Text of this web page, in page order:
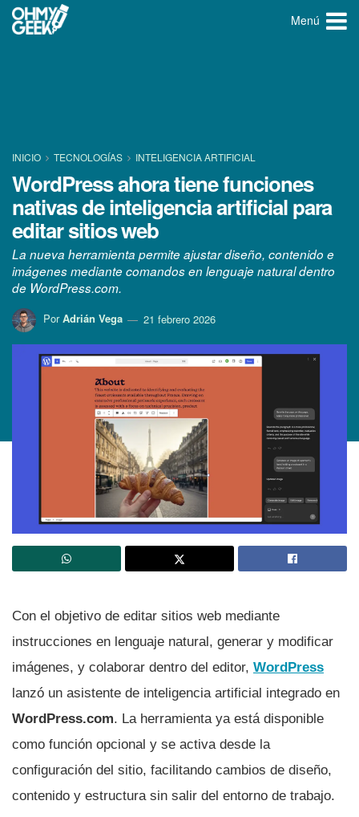
Menú
INICIO TECNOLOGÍ­AS INTELIGENCIA ARTIFICIAL
WordPress ahora tiene funciones
nativas de inteligencia artificial para
editar sitios web
La nueva herramienta permite ajustar diseño, contenido e
imágenes mediante comandos en lenguaje natural dentro
de WordPress.com.
Por Adrián Vega 21 febrero 2026
Con el objetivo de editar sitios web mediante
instrucciones en lenguaje natural, generar y modificar
imágenes, y colaborar dentro del editor, WordPress
lanzó un asistente de inteligencia artificial integrado en
WordPress.com. La herramienta ya está disponible
como función opcional y se activa desde la
configuración del sitio, facilitando cambios de diseño,
contenido y estructura sin salir del entorno de trabajo.